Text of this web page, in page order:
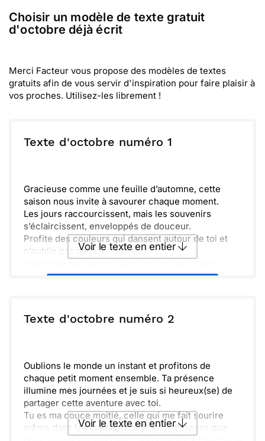
Choisir un modèle de texte gratuit
d'octobre déjà écrit
Merci Facteur vous propose des modèles de textes
gratuits afin de vous servir d'inspiration pour faire plaisir à
vos proches. Utilisez-les librement !
Texte d'octobre numéro 1
Gracieuse comme une feuille d’automne, cette
saison nous invite à savourer chaque moment.
Les jours raccourcissent, mais les souvenirs
s’éclaircissent, enveloppés de douceur.
Profite des couleurs qui dansent autour de toi et
n’oublie pas de lever les yeux.
chaleureux, même quand il fait froid.
Voir le texte en entier
ou : Copier Recevoir par mail
Texte d'octobre numéro 2
Oublions le monde un instant et profitons de
chaque petit moment ensemble. Ta présence
illumine mes journées et je suis si heureux(se) de
partager cette aventure avec toi.
Tu es ma douce moitié, celle qui me fait sourire
même dans les moments difficiles. J’espère que
Voir le texte en entier